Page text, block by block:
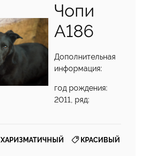
Чопи
А186
Дополнительная
информация:
год рождения:
2011, ряд:
ХАРИЗМАТИЧНЫЙ КРАСИВЫЙ